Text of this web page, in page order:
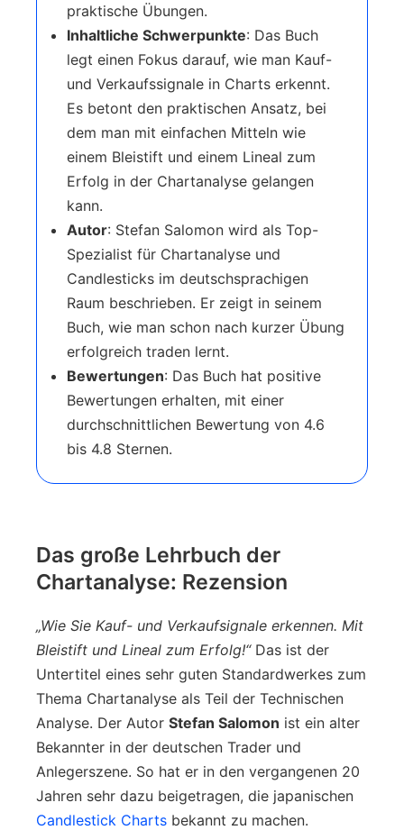
praktische Übungen.
Inhaltliche Schwerpunkte: Das Buch
legt einen Fokus darauf, wie man Kauf-
und Verkaufssignale in Charts erkennt.
Es betont den praktischen Ansatz, bei
dem man mit einfachen Mitteln wie
einem Bleistift und einem Lineal zum
Erfolg in der Chartanalyse gelangen
kann.
Autor: Stefan Salomon wird als Top-
Spezialist für Chartanalyse und
Candlesticks im deutschsprachigen
Raum beschrieben. Er zeigt in seinem
Buch, wie man schon nach kurzer Übung
erfolgreich traden lernt.
Bewertungen: Das Buch hat positive
Bewertungen erhalten, mit einer
durchschnittlichen Bewertung von 4.6
bis 4.8 Sternen.
Das große Lehrbuch der
Chartanalyse: Rezension
„Wie Sie Kauf- und Verkaufsignale erkennen. Mit
Bleistift und Lineal zum Erfolg!“Das ist der
Untertitel eines sehr guten Standardwerkes zum
Thema Chartanalyse als Teil der Technischen
Analyse. Der Autor Stefan Salomon ist ein alter
Bekannter in der deutschen Trader und
Anlegerszene. So hat er in den vergangenen 20
Jahren sehr dazu beigetragen, die japanischen
Candlestick Charts bekannt zu machen.